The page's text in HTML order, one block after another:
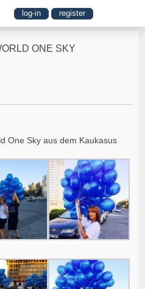
log-in register
ONE SKY
One Sky aus dem Kaukasus